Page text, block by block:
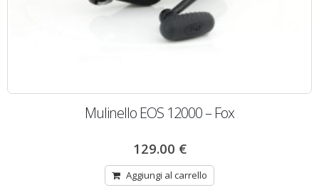
Mulinello EOS 12000 – Fox
129.00 €
Aggiungi al carrello